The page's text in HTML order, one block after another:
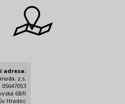
adresa:
z.s.
05647053
68/II
Hradec